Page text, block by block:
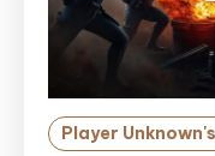
Player